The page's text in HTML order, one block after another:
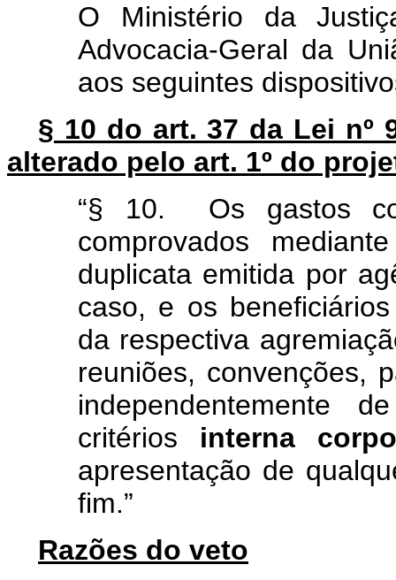
O Ministério da
Advocacia-Geral da
aos seguintes
§ 10 do art. 37 da Lei nº
alterado pelo art. 1º do
“§ 10. Os gastos
comprovados
duplicata emitida por
caso, e os
da respectiva
reuniões, convenções,
independentemente
critérios interna
apresentação de
fim.”
Razões do veto